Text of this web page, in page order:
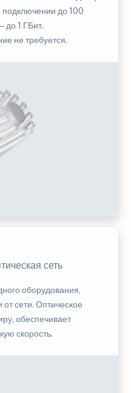
подключении до 100
до 1 ГБит.
не требуется.
сеть
оборудования,
от сети. Оптическое
обеспечивает
скорость.